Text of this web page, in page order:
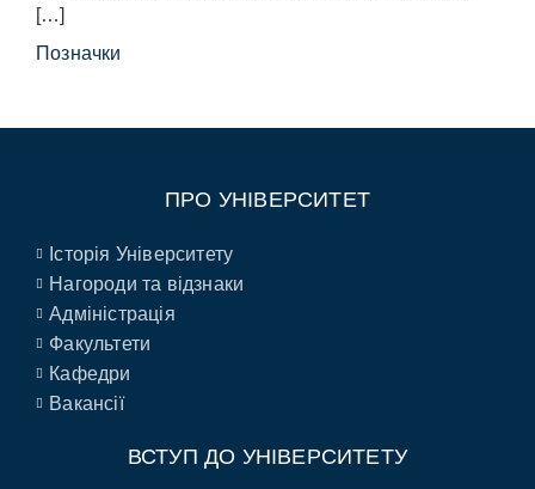
[…]
Позначки
ПРО УНІВЕРСИТЕТ
Історія Університету
Нагороди та відзнаки
Адміністрація
Факультети
Кафедри
Вакансії
ВСТУП ДО УНІВЕРСИТЕТУ